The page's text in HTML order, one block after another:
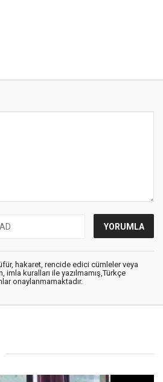
hakaret, rencide edici cümleler veya
imla kuralları ile yazılmamış,Türkçe
onaylanmamaktadır.